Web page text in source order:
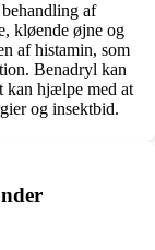
af
kløende øjne og
af histamin, som
Benadryl kan
kan hjælpe med at
og insektbid.